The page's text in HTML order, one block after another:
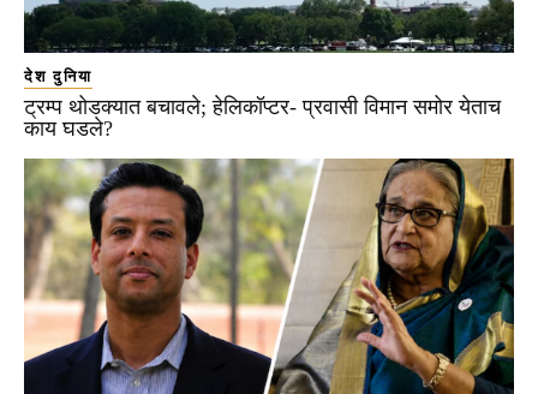
देश दुनिया
ट्रम्प थोडक्यात बचावले; हेलिकॉप्टर- प्रवासी विमान समोर येताच
काय घडले?